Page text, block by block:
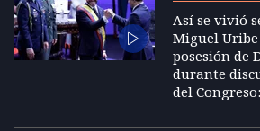
Así se vivió
Miguel
posesión de
durante
del